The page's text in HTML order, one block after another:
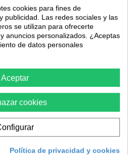
para desbrozadora
para desbrozadora Stihl
por Avalon-tools es un producto
compatible como...
4,84 €
cookies para fines de
publicidad. Las redes sociales y las
se utilizan para ofrecerte
anuncios personalizados. ¿Aceptas
de datos personales
Aceptar
cookies
Política de privacidad y cookies